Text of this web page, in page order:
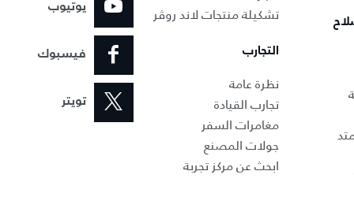
تشكيلة منتجات لاند روڤر
التجارب
نظرة عامة
تجارب القيادة
مغامرات السفر
جولات المصنع
ابحث عن مركز تجربة
يوتيوب
فيسبوك
تويتر